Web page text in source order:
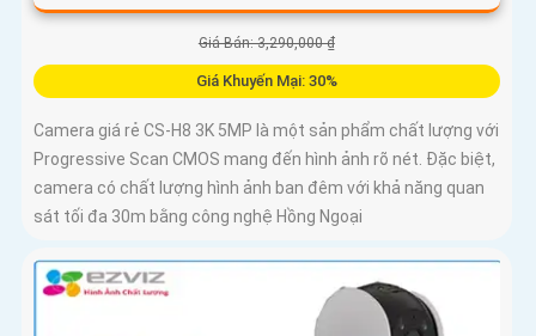
Giá Bán: 3,290,000 ₫
Giá Khuyến Mại: 30%
Camera giá rẻ CS-H8 3K 5MP là một sản phẩm chất lượng với
Progressive Scan CMOS mang đến hình ảnh rõ nét. Đặc biệt,
camera có chất lượng hình ảnh ban đêm với khả năng quan
sát tối đa 30m bằng công nghệ Hồng Ngoại